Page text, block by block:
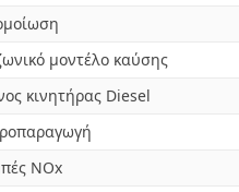
μοντέλο καύσης
κινητήρας Diesel
NOx